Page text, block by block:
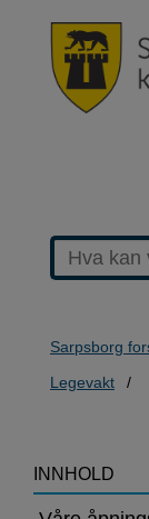
Sarpsborg
Legevakt
INNHOLD